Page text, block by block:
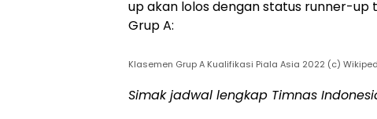
up akan lolos dengan status runner-
Grup A:
Klasemen Grup A Kualifikasi Piala Asia 2022 (c)
Simak jadwal lengkap Timnas